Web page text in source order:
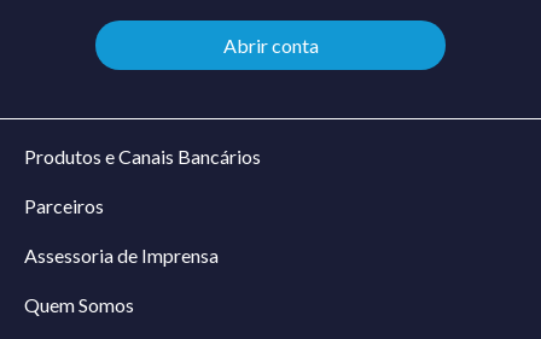
Abrir conta
Produtos e Canais Bancários
Parceiros
Assessoria de Imprensa
Quem Somos